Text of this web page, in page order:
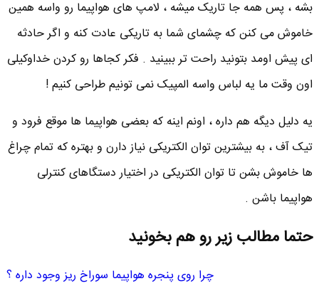
بشه ، پس همه جا تاریک میشه ، لامپ های هواپیما رو واسه همین
خاموش می کنن که چشمای شما به تاریکی عادت کنه و اگر حادثه
ای پیش اومد بتونید راحت تر ببینید . فکر کجاها رو کردن خداوکیلی
اون وقت ما یه لباس واسه المپیک نمی تونیم طراحی کنیم !
یه دلیل دیگه هم داره ، اونم اینه که بعضی هواپیما ها موقع فرود و
تیک آف ، به بیشترین توان الکتریکی نیاز دارن و بهتره که تمام چراغ
ها خاموش بشن تا توان الکتریکی در اختیار دستگاهای کنترلی
هواپیما باشن .
حتما مطالب زیر رو هم بخونید
چرا روی پنجره هواپیما سوراخ ریز وجود داره ؟